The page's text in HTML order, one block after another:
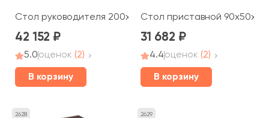
Стол руководителя 200x90x75 Cosmo
42 152
5.0оценок (2)
В корзину
Стол приставной 90x50x75
31 682
4.4оценок (2)
В корзину
2628 2629